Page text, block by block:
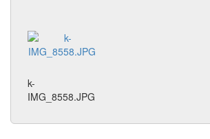
k-
IMG_8558.JPG